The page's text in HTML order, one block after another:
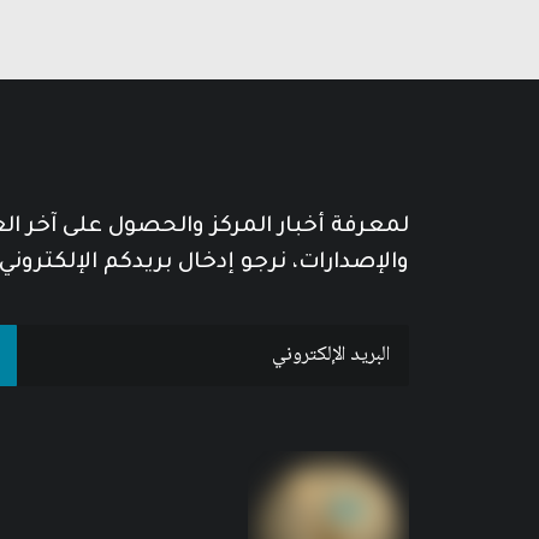
لمعرفة أخبار المركز والحصول على آخر
والإصدارات، نرجو إدخال بريدكم الإلكتروني